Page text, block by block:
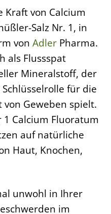
Kraft von Calcium
Salz Nr. 1, in
von Adler Pharma.
als Flussspat
Mineralstoff, der
für die
Geweben spielt.
Calcium Fluoratum
auf natürliche
Haut, Knochen,
unwohl in Ihrer
im